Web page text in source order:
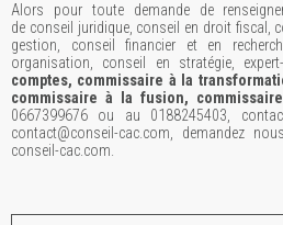
Alors pour toute demande de
de conseil juridique, conseil en droit fiscal,
gestion, conseil financier et en
organisation, conseil en stratégie,
comptes, commissaire à la
commissaire à la fusion,
0667399676 ou au 0188245403,
contact@conseil-cac.com, demandez
conseil-cac.com.